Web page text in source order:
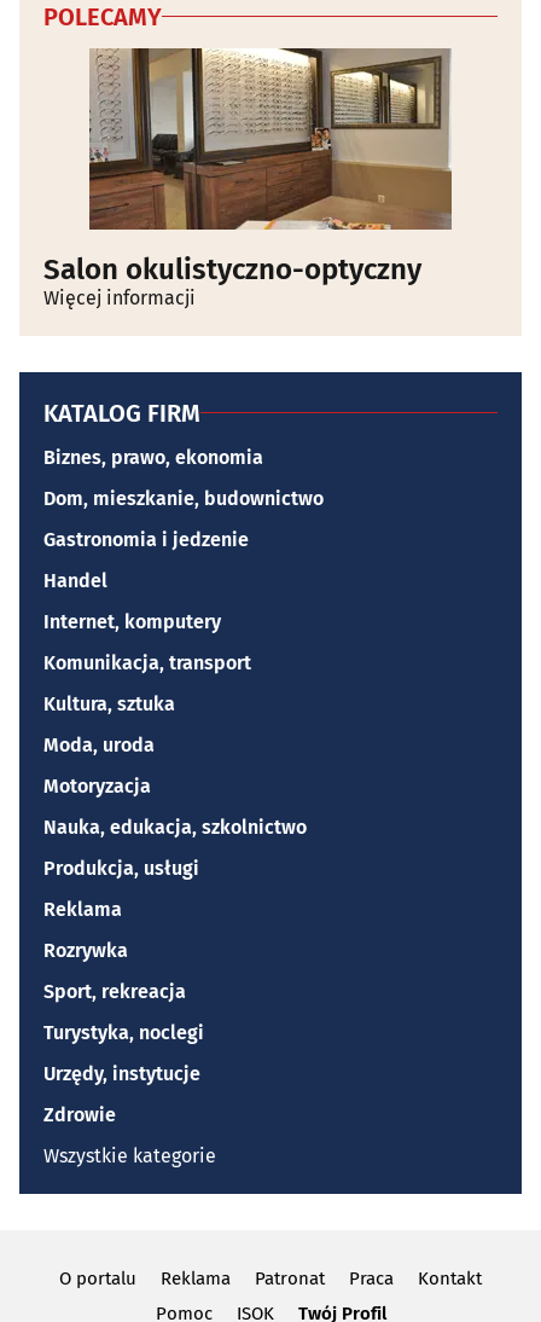
POLECAMY
Salon okulistyczno-optyczny
Więcej informacji
KATALOG FIRM
Biznes, prawo, ekonomia
Dom, mieszkanie, budownictwo
Gastronomia i jedzenie
Handel
Internet, komputery
Komunikacja, transport
Kultura, sztuka
Moda, uroda
Motoryzacja
Nauka, edukacja, szkolnictwo
Produkcja, usługi
Reklama
Rozrywka
Sport, rekreacja
Turystyka, noclegi
Urzędy, instytucje
Zdrowie
Wszystkie kategorie
O portalu Reklama Patronat Praca
Kontakt
Pomoc
ISOK Twój Profil